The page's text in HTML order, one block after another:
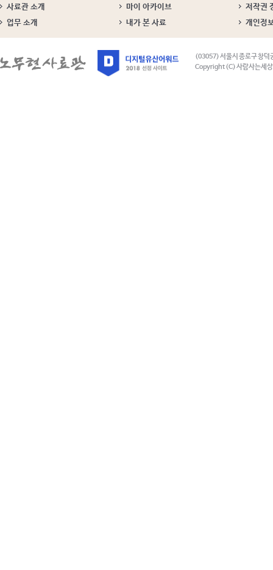
사료관 소개 마이 아카이브
저작권
업무 소개
내가 본 사료 개인정
(03057) 서울시 종로구 창덕
Copyright (C) 사람사는세